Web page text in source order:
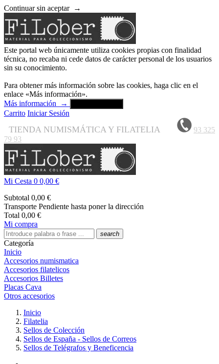
Continuar sin aceptar →
Este portal web únicamente utiliza cookies propias con finalidad
técnica, no recaba ni cede datos de carácter personal de los usuarios
sin su conocimiento.
Para obtener más información sobre las cookies, haga clic en el
enlace «Más información».
Más información
→
Carrito Iniciar Sesión
TIENDA NUMISMÁTICA Y FILATELIA
93 325
79 93
Mi Cesta 0 0,00 €
Subtotal 0,00 €
Transporte Pendiente hasta poner la dirección
Total 0,00 €
Mi compra
search
Categoría
Inicio
Accesorios numismatica
Accesorios filatelicos
Accesorios Billetes
Placas Cava
Otros accesorios
Inicio
Filatelia
Sellos de Colección
Sellos de España - Sellos de Correos
Sellos de Telégrafos y Beneficencia